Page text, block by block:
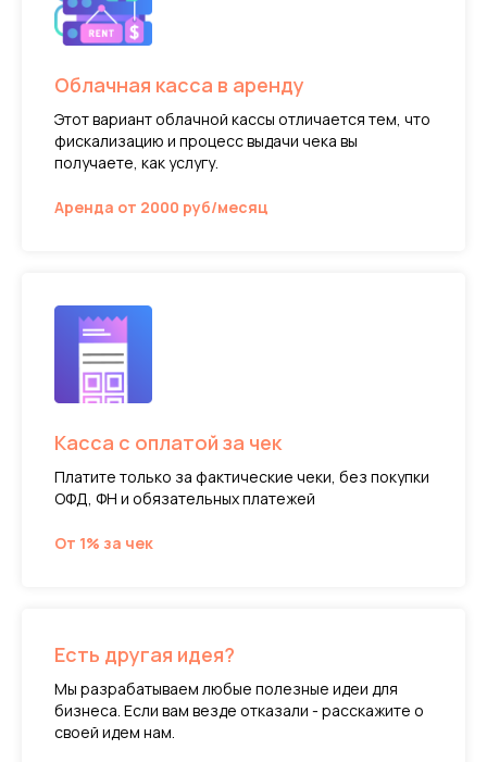
Облачная касса в аренду
Этот вариант облачной кассы отличается тем, что
фискализацию и процесс выдачи чека вы
получаете, как услугу.
Аренда от 2000 руб/месяц
Касса с оплатой за чек
Платите только за фактические чеки, без покупки
ОФД, ФН и обязательных платежей
От 1% за чек
Есть другая идея?
Мы разрабатываем любые полезные идеи для
бизнеса. Если вам везде отказали - расскажите о
своей идем нам.